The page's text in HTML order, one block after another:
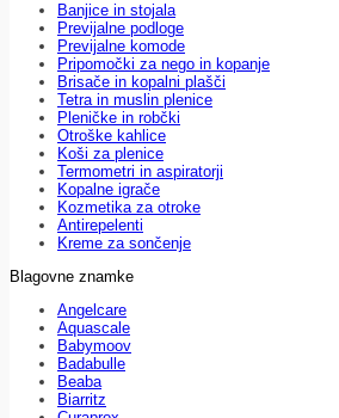
Banjice in stojala
Previjalne podloge
Previjalne komode
Pripomočki za nego in kopanje
Brisače in kopalni plašči
Tetra in muslin plenice
Pleničke in robčki
Otroške kahlice
Koši za plenice
Termometri in aspiratorji
Kopalne igrače
Kozmetika za otroke
Antirepelenti
Kreme za sončenje
Blagovne znamke
Angelcare
Aquascale
Babymoov
Badabulle
Beaba
Biarritz